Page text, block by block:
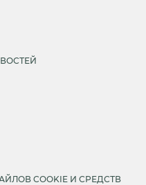
COOKIE И СРЕДСТВ